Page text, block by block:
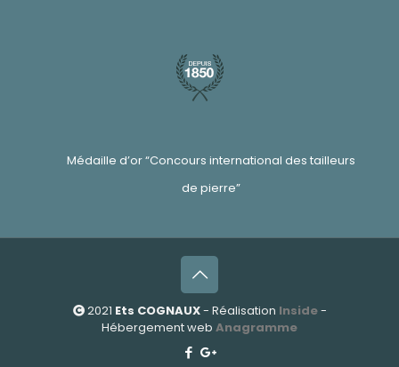
Médaille d’or “Concours international des tailleurs
de pierre”
2021 Ets COGNAUX- Réalisation Inside-
Hébergement web Anagramme